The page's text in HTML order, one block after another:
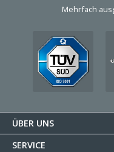
Mehrfach
ÜBER UNS
SERVICE